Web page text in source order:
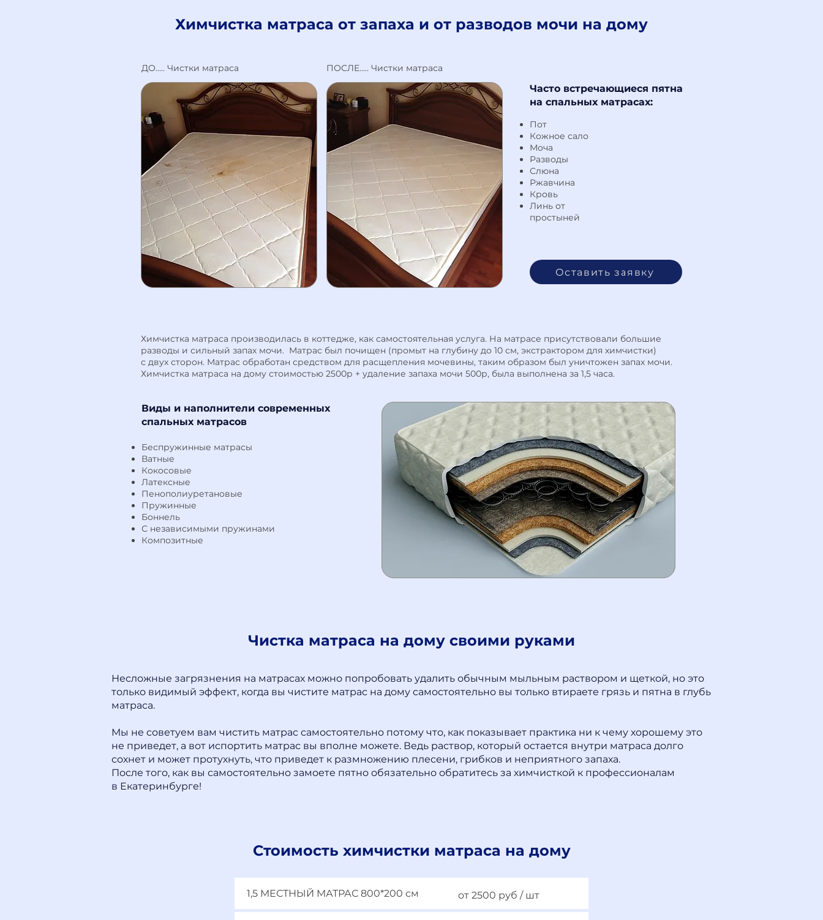
Химчистка матраса от запаха и от разводов мочи на дому
ДО..... Чистки матраса ПОСЛЕ..... Чистки матраса
Часто встречающиеся пятна
на спальных матрасах:
Пот
Кожное сало
Моча
Разводы
Слюна
Ржавчина
Кровь
Линь от
простыней
Оставить заявку
Химчистка матраса производилась в коттедже, как самостоятельная услуга. На матрасе присутствовали большие
разводы и сильный запах мочи. Матрас был почищен (промыт на глубину до 10 см, экстрактором для химчистки)
с двух сторон. Матрас обработан средством для расщепления мочевины, таким образом был уничтожен запах мочи.
Химчистка матраса на дому стоимостью 2500р + удаление запаха мочи 500р, была выполнена за 1,5 часа.
Виды и наполнители современных
спальных матрасов
Беспружинные матрасы
Ватные
Кокосовые
Латексные
Пенополиуретановые
Пружинные
Боннель
С независимыми пружинами
Композитные
Чистка матраса на дому своими руками
Несложные загрязнения на матрасах можно попробовать удалить обычным мыльным раствором и щеткой, но это
только видимый эффект, когда вы чистите матрас на дому самостоятельно вы только втираете грязь и пятна в глубь
матраса.
Мы не советуем вам чистить матрас самостоятельно потому что, как показывает практика ни к чему хорошему это
не приведет, а вот испортить матрас вы вполне можете. Ведь раствор, который остается внутри матраса долго
сохнет и может протухнуть, что приведет к размножению плесени, грибков и неприятного запаха.
После того, как вы самостоятельно замоете пятно обязательно обратитесь за химчисткой к профессионалам
в Екатеринбурге!
Стоимость химчистки матраса на дому
1,5 МЕСТНЫЙ МАТРАС 800*200 см от 2500 руб / шт